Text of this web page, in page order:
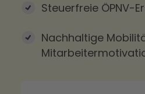
Steuerfreie ÖPNV-
Nachhaltige